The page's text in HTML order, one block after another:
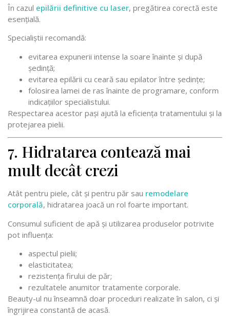
În cazul epilării definitive cu laser, pregătirea corectă este
esențială.
Specialiștii recomandă:
evitarea expunerii intense la soare înainte și după
ședință;
evitarea epilării cu ceară sau epilator între ședințe;
folosirea lamei de ras înainte de programare, conform
indicațiilor specialistului.
Respectarea acestor pași ajută la eficiența tratamentului și la
protejarea pielii.
7. Hidratarea contează mai
mult decât crezi
Atât pentru piele, cât și pentru păr sau remodelare
corporală, hidratarea joacă un rol foarte important.
Consumul suficient de apă și utilizarea produselor potrivite
pot influența:
aspectul pielii;
elasticitatea;
rezistența firului de păr;
rezultatele anumitor tratamente corporale.
Beauty-ul nu înseamnă doar proceduri realizate în salon, ci și
îngrijirea constantă de acasă.